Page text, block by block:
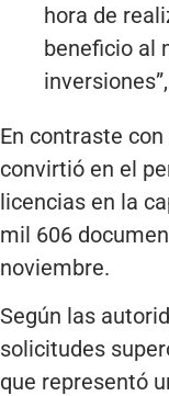
hora de
beneficio al
En contraste
convirtió en el
licencias en la
mil 606
noviembre.
Según las
solicitudes
que representó